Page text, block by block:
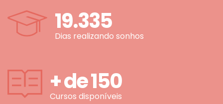
19.335
Dias realizando sonhos
+ de150
Cursos disponíveis